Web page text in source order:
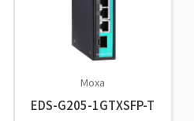
Moxa
EDS-G205-1GTXSFP-T